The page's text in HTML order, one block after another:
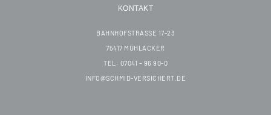
KONTAKT
BAHNHOFSTRASSE 17-23
75417 MÜHLACKER
TEL: 07041 – 96 90-0
INFO@SCHMID-VERSICHERT.DE